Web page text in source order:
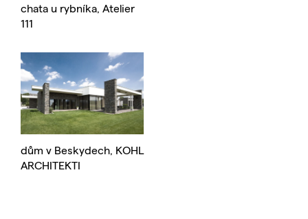
chata u rybníka, Atelier
111
dům v Beskydech, KOHL
ARCHITEKTI